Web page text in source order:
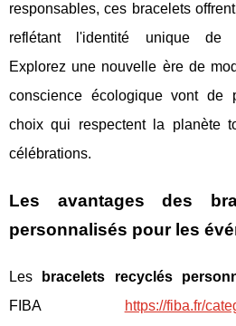
responsables, ces bracelets
reflétant l'identité unique de
Explorez une nouvelle ère de
conscience écologique vont de
choix qui respectent la planète
célébrations.
Les avantages des
personnalisés pour les
Les bracelets recyclés
FIBA
https://fiba.fr/